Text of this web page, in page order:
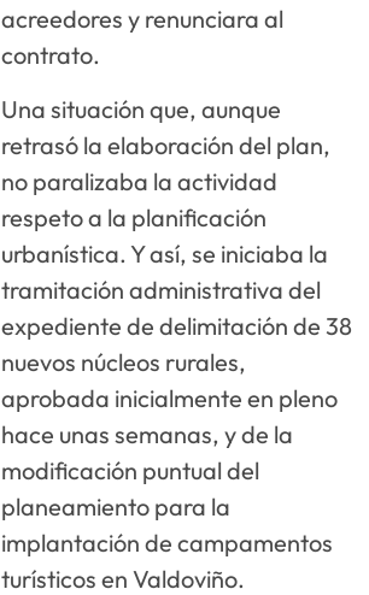
acreedores y renunciara al
contrato.
Una situación que, aunque
retrasó la elaboración del plan,
no paralizaba la actividad
respeto a la planificación
urbanística. Y así, se iniciaba la
tramitación administrativa del
expediente de delimitación de 38
nuevos núcleos rurales,
aprobada inicialmente en pleno
hace unas semanas, y de la
modificación puntual del
planeamiento para la
implantación de campamentos
turísticos en Valdoviño.